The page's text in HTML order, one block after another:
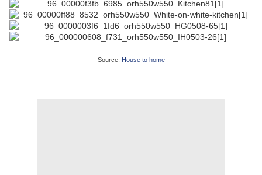
Source: House to home